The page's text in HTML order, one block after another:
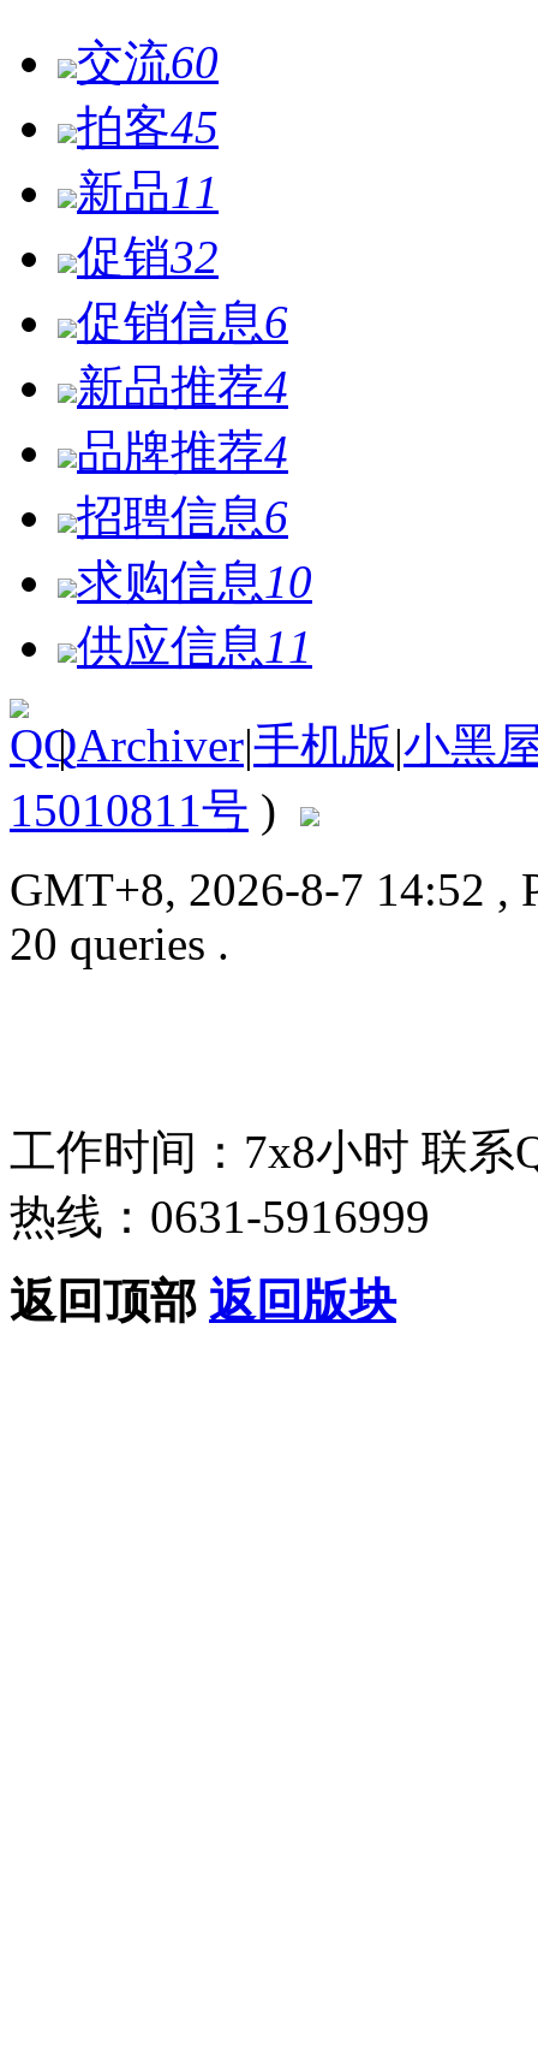
交流60
拍客45
新品11
促销32
促销信息6
新品推荐4
品牌推荐4
招聘信息6
求购信息 10
供应信息 11
| Archiver|手机版|小黑
15010811号 )
GMT+8, 2026-8-7 14:52 ,
20 queries .
工作时间：7x8小时 联系
热线：0631-5916999
返回顶部 返回版块